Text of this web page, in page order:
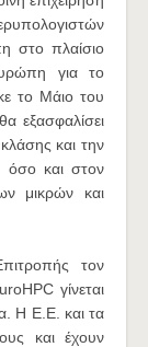
στο πλαίσιο
για το
το Μάιο του
εξασφαλίσει
και την
όσο και στον
μικρών και
τον
γίνεται
Η Ε.Ε. και τα
και έχουν